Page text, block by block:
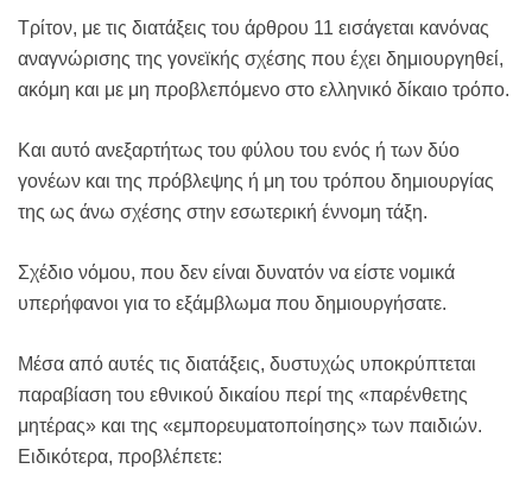
Τρίτον, με τις διατάξεις του άρθρου 11 εισάγεται κανόνας
αναγνώρισης της γονεϊκής σχέσης που έχει δημιουργηθεί,
ακόμη και με μη προβλεπόμενο στο ελληνικό δίκαιο τρόπο.
Και αυτό ανεξαρτήτως του φύλου του ενός ή των δύο
γονέων και της πρόβλεψης ή μη του τρόπου δημιουργίας
της ως άνω σχέσης στην εσωτερική έννομη τάξη.
Σχέδιο νόμου, που δεν είναι δυνατόν να είστε νομικά
υπερήφανοι για το εξάμβλωμα που δημιουργήσατε.
Μέσα από αυτές τις διατάξεις, δυστυχώς υποκρύπτεται
παραβίαση του εθνικού δικαίου περί της «παρένθετης
μητέρας» και της «εμπορευματοποίησης» των παιδιών.
Ειδικότερα, προβλέπετε: